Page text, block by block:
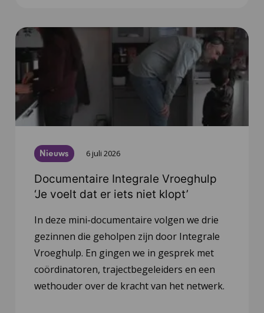
Nieuws 6 juli 2026
Documentaire Integrale Vroeghulp
‘Je voelt dat er iets niet klopt’
In deze mini-documentaire volgen we drie
gezinnen die geholpen zijn door Integrale
Vroeghulp. En gingen we in gesprek met
coördinatoren, trajectbegeleiders en een
wethouder over de kracht van het netwerk.